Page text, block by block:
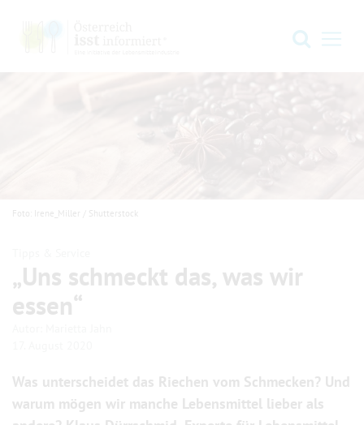
Suche
Foto: Irene_Miller / Shutterstock
„Uns schmeckt das, was wir
essen“
Was unterscheidet das Riechen vom Schmecken? Und
warum mögen wir manche Leben­smittel lieber als